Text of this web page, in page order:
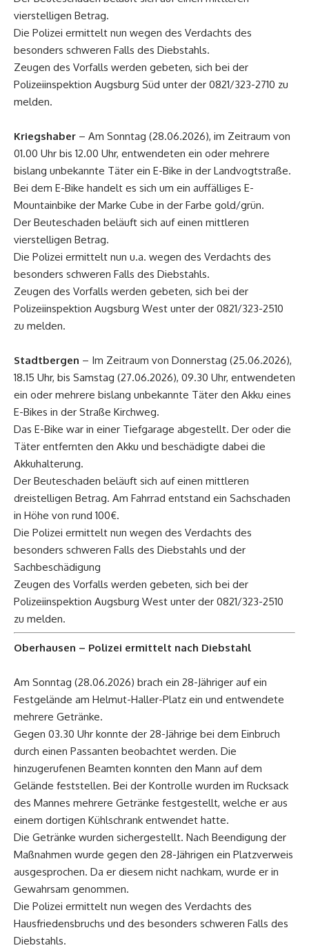
vierstelligen Betrag.
Die Polizei ermittelt nun wegen des Verdachts des
besonders schweren Falls des Diebstahls.
Zeugen des Vorfalls werden gebeten, sich bei der
Polizeiinspektion Augsburg Süd unter der 0821/323-2710 zu
melden.
Kriegshaber – Am Sonntag (28.06.2026), im Zeitraum von
01.00 Uhr bis 12.00 Uhr, entwendeten ein oder mehrere
bislang unbekannte Täter ein E-Bike in der Landvogtstraße.
Bei dem E-Bike handelt es sich um ein auffälliges E-
Mountainbike der Marke Cube in der Farbe gold/grün.
Der Beuteschaden beläuft sich auf einen mittleren
vierstelligen Betrag.
Die Polizei ermittelt nun u.a. wegen des Verdachts des
besonders schweren Falls des Diebstahls.
Zeugen des Vorfalls werden gebeten, sich bei der
Polizeiinspektion Augsburg West unter der 0821/323-2510
zu melden.
Stadtbergen – Im Zeitraum von Donnerstag (25.06.2026),
18.15 Uhr, bis Samstag (27.06.2026), 09.30 Uhr, entwendeten
ein oder mehrere bislang unbekannte Täter den Akku eines
E-Bikes in der Straße Kirchweg.
Das E-Bike war in einer Tiefgarage abgestellt. Der oder die
Täter entfernten den Akku und beschädigte dabei die
Akkuhalterung.
Der Beuteschaden beläuft sich auf einen mittleren
dreistelligen Betrag. Am Fahrrad entstand ein Sachschaden
in Höhe von rund 100€.
Die Polizei ermittelt nun wegen des Verdachts des
besonders schweren Falls des Diebstahls und der
Sachbeschädigung
Zeugen des Vorfalls werden gebeten, sich bei der
Polizeiinspektion Augsburg West unter der 0821/323-2510
zu melden.
Oberhausen – Polizei ermittelt nach Diebstahl
Am Sonntag (28.06.2026) brach ein 28-Jähriger auf ein
Festgelände am Helmut-Haller-Platz ein und entwendete
mehrere Getränke.
Gegen 03.30 Uhr konnte der 28-Jährige bei dem Einbruch
durch einen Passanten beobachtet werden. Die
hinzugerufenen Beamten konnten den Mann auf dem
Gelände feststellen. Bei der Kontrolle wurden im Rucksack
des Mannes mehrere Getränke festgestellt, welche er aus
einem dortigen Kühlschrank entwendet hatte.
Die Getränke wurden sichergestellt. Nach Beendigung der
Maßnahmen wurde gegen den 28-Jährigen ein Platzverweis
ausgesprochen. Da er diesem nicht nachkam, wurde er in
Gewahrsam genommen.
Die Polizei ermittelt nun wegen des Verdachts des
Hausfriedensbruchs und des besonders schweren Falls des
Diebstahls.